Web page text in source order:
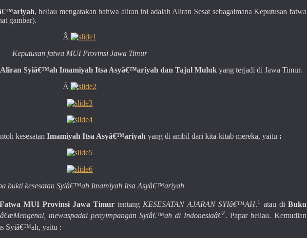
, beliau mengatakan bahwa aliran ini adalah Aliran Sesat sebagaimana Keputusan fatwa
gambar).
Â
Keputusan fatwa MUI Provinsi Jawa Timur
Aliran Syiâ€™ah Imamiyah Itsa Asyâ€™ariyah dan Tajul Muluk yang terjadi di Jawa Timur.
Â
kesesatan Imamiyah Itsa Asyâ€™ariyah yang di ambil dari kita-kitab mereka, yaitu :
bukti kesesatan Syiâ€™ah Imamiyah Itsa Asyâ€™ariyah
MUI Provinsi Jawa Timurtentang KESESATAN AJARAN SYIâ€™AH.1 atau di Buku
â€œMengenal, mewaspadai penyimpangan Syiâ€™ah di Indonesiaâ€2. Papar beliau. Kemudian
Syiâ€™ah, yaitu :